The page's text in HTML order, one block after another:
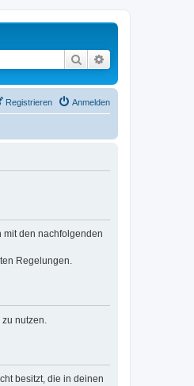
Suche
Anmelden
Registrieren
mit den nachfolgenden
Regelungen.
nutzen.
besitzt, die in deinen